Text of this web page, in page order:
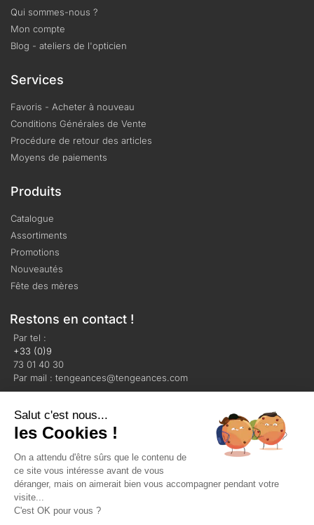
Qui sommes-nous ?
Mon compte
Blog - ateliers de l'opticien
Services
Favoris - Acheter à nouveau
Conditions Générales de Vente
Procédure de retour des articles
Moyens de paiements
Produits
Catalogue
Assortiments
Promotions
Nouveautés
Fête des mères
Restons en contact !
Par tel :
+33 (0)9
73 01 40 30
Par mail : tengeances@tengeances.com
Mentions légales
Salut c'est nous...
les Cookies !
On a attendu d'être sûrs que le contenu de
ce site vous intéresse avant de vous
déranger, mais on aimerait bien vous accompagner pendant votre
visite...
C'est OK pour vous ?